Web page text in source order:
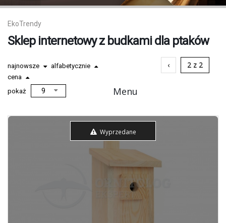
EkoTrendy
Sklep internetowy z budkami dla ptaków
najnowsze
alfabetycznie
cena
pokaż
‹ 2 z 2
Wyprzedane
Menu